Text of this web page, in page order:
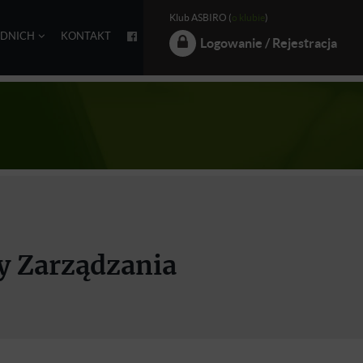
KONTAKT
Klub ASBIRO ( o klubie)
Logowanie / Rejestracja
Zarządzania